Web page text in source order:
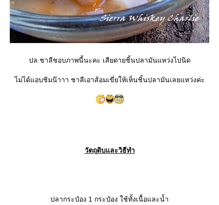
ปล.ชาลีชอบภาพนี้นะคะ เสียดายชิ้นปลามันแหว่งไปนิด
ไม่ได้แอบชิมน๊าาา ชาลีเอาส้อมเขี่ยให้เห็นชิ้นปลามันเลยแหว่งค่ะ
วัตถุดิบและวิธีทำ
ปลากระป๋อง 1 กระป๋อง ใช้ทั้งเนื้อและน้ำ